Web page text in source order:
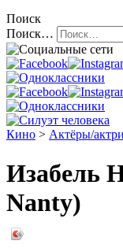
Поиск
Поиск…
Кино > Актёры/
Изабель
Nanty)